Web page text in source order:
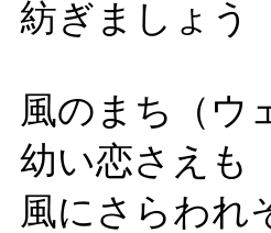
紡ぎましょう
風のまち（ウ
幼い恋さえも
風にさらわれ